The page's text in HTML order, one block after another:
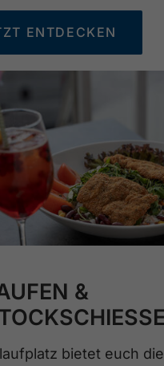
ENTDECKEN
&
bietet euch die